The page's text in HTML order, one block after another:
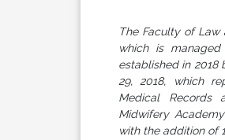
The Faculty of Law
which is
established in 2018
29, 2018, which
Medical Records
Midwifery
with the addition of